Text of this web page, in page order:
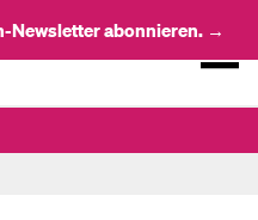
abonnieren. →